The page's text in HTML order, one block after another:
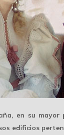
, en su mayor
edificios